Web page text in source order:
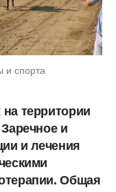
и спорта
территории
и
и лечения
Общая